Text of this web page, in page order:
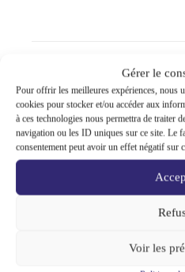
Gérer le
Pour offrir les meilleures expériences, nous
cookies pour stocker et/ou accéder aux
à ces technologies nous permettra de traiter
navigation ou les ID uniques sur ce site. Le
consentement peut avoir un effet négatif sur
Voir les
Informations
Avis